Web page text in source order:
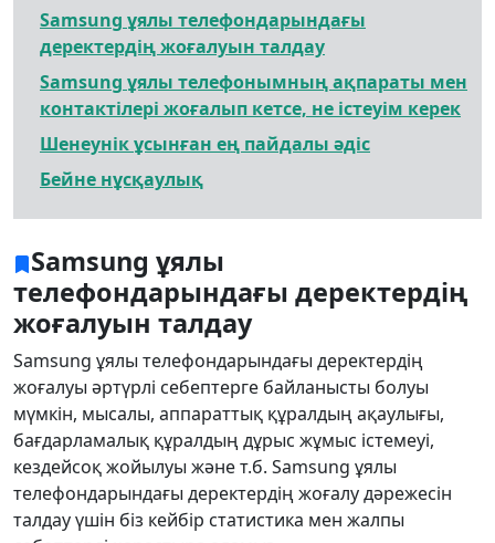
Samsung ұялы телефондарындағы
деректердің жоғалуын талдау
Samsung ұялы телефонымның ақпараты мен
контактілері жоғалып кетсе, не істеуім керек
Шенеунік ұсынған ең пайдалы әдіс
Бейне нұсқаулық
Samsung ұялы
телефондарындағы деректердің
жоғалуын талдау
Samsung ұялы телефондарындағы деректердің
жоғалуы әртүрлі себептерге байланысты болуы
мүмкін, мысалы, аппараттық құралдың ақаулығы,
бағдарламалық құралдың дұрыс жұмыс істемеуі,
кездейсоқ жойылуы және т.б. Samsung ұялы
телефондарындағы деректердің жоғалу дәрежесін
талдау үшін біз кейбір статистика мен жалпы